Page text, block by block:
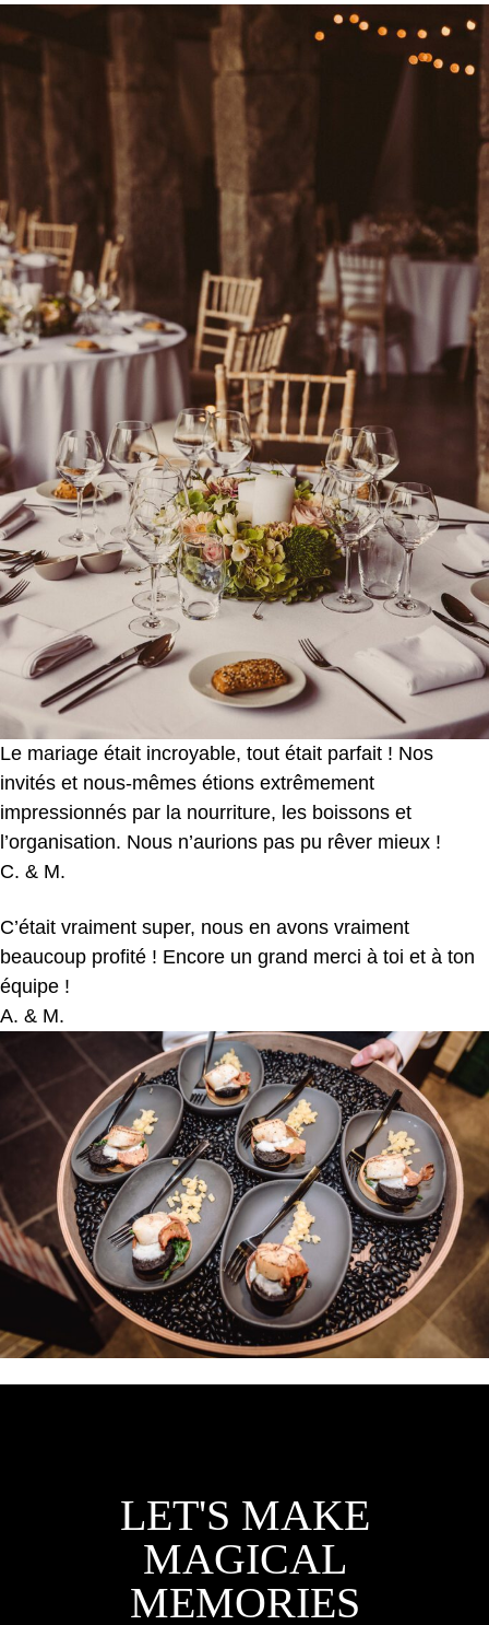
Le mariage était incroyable, tout était parfait ! Nos
invités et nous-mêmes étions extrêmement
impressionnés par la nourriture, les boissons et
l’organisation. Nous n’aurions pas pu rêver mieux !
C. & M.
C’était vraiment super, nous en avons vraiment
beaucoup profité ! Encore un grand merci à toi et à ton
équipe !
A. & M.
LET'S MAKE
MAGICAL
MEMORIES